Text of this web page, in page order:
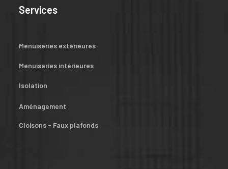
Services
Menuiseries extérieures
Menuiseries intérieures
Isolation
Aménagement
Cloisons - Faux plafonds